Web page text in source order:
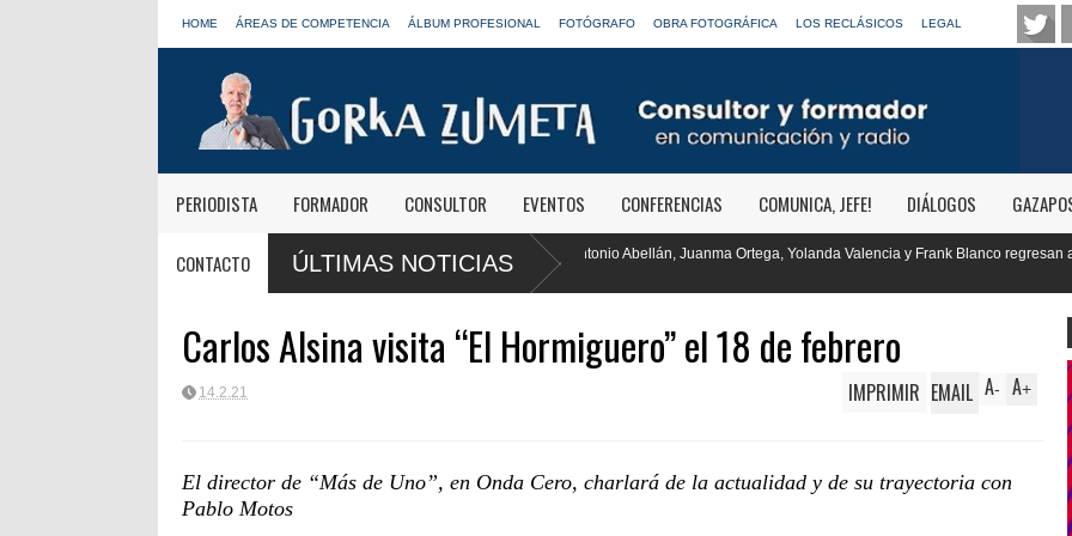
HOME ÁREAS DE COMPETENCIA ÁLBUM PROFESIONAL FOTÓGRAFO OBRA FOTOGRÁFICA LOS RECLÁSICOS LEGAL
PERIODISTA FORMADOR CONSULTOR EVENTOS CONFERENCIAS COMUNICA, JEFE! DIÁLOGOS
CONTACTO ÚLTIMAS NOTICIAS
de Onda Cero: "El viaje mereció
José Antonio Abellán, Juanma Ortega, Yolanda Valencia y Frank Blanco regresan a
LOS40
RTVE reivindica la
Carlos Alsina visita “El Hormiguero” el 18 de febrero
14.2.21 A+
A-
IMPRIMIR EMAIL
El director de “Más de Uno”, en Onda Cero, charlará de la actualidad y de su trayectoria con
Pablo Motos